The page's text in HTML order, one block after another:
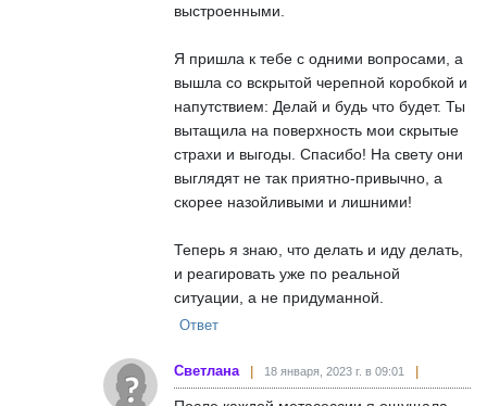
выстроенными.
Я пришла к тебе с одними вопросами, а
вышла со вскрытой черепной коробкой и
напутствием: Делай и будь что будет. Ты
вытащила на поверхность мои скрытые
страхи и выгоды. Спасибо! На свету они
выглядят не так приятно-привычно, а
скорее назойливыми и лишними!
Теперь я знаю, что делать и иду делать,
и реагировать уже по реальной
ситуации, а не придуманной.
Ответ
Светлана 18 января, 2023 г. в 09:01